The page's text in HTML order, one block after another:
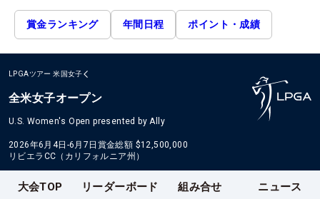
賞金ランキング 年間日程 ポイント・成績
LPGAツアー 米国女子
全米女子オープン
U.S. Women's Open presented by Ally
2026年6月4日-6月7日 賞金総額 $12,500,000
リビエラCC（カリフォルニア州）
大会TOP リーダーボード 組み合せ ニュース